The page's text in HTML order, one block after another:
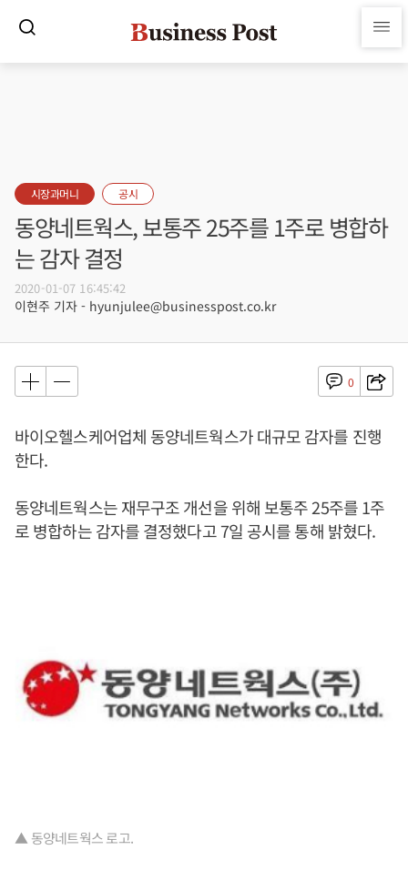
시장과머니 공시
동양네트웍스, 보통주 25주를 1주로 병합하
는 감자 결정
2020-01-07 16:45:42
이현주 기자 - hyunjulee@businesspost.co.kr
0
바이오헬스케어업체 동양네트웍스가 대규모 감자를 진행
한다.
동양네트웍스는 재무구조 개선을 위해 보통주 25주를 1주
로 병합하는 감자를 결정했다고 7일 공시를 통해 밝혔다.
▲ 동양네트웍스 로고.